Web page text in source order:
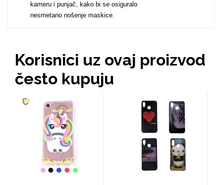
kameru i punjač, kako bi se osiguralo
nesmetano nošenje maskice.
Korisnici uz ovaj proizvod
često kupuju
Mandale / Cvjetni
motivi
Citati & Stihovi
MarbleMania
Gaming motivi